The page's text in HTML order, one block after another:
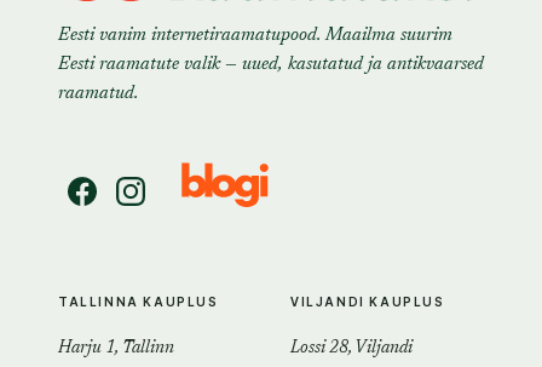
Eesti vanim internetiraamatupood. Maailma suurim
Eesti raamatute valik — uued, kasutatud ja antikvaarsed
raamatud.
TALLINNA KAUPLUS
Harju 1, Tallinn
VILJANDI KAUPLUS
Lossi 28, Viljandi